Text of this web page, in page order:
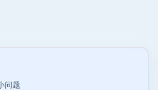
问题